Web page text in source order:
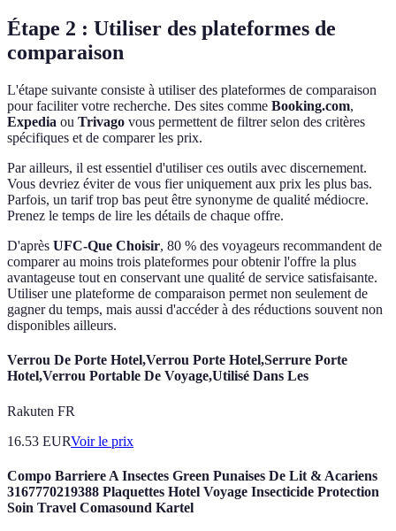
Étape 2 : Utiliser des plateformes de
comparaison
L'étape suivante consiste à utiliser des plateformes de comparaison
pour faciliter votre recherche. Des sites comme Booking.com,
Expedia ou Trivago vous permettent de filtrer selon des critères
spécifiques et de comparer les prix.
Par ailleurs, il est essentiel d'utiliser ces outils avec discernement.
Vous devriez éviter de vous fier uniquement aux prix les plus bas.
Parfois, un tarif trop bas peut être synonyme de qualité médiocre.
Prenez le temps de lire les détails de chaque offre.
D'après UFC-Que Choisir, 80 % des voyageurs recommandent de
comparer au moins trois plateformes pour obtenir l'offre la plus
avantageuse tout en conservant une qualité de service satisfaisante.
Utiliser une plateforme de comparaison permet non seulement de
gagner du temps, mais aussi d'accéder à des réductions souvent non
disponibles ailleurs.
Verrou De Porte Hotel,Verrou Porte Hotel,Serrure Porte
Hotel,Verrou Portable De Voyage,Utilisé Dans Les
Rakuten FR
16.53 EURVoir le prix
Compo Barriere A Insectes Green Punaises De Lit & Acariens
3167770219388 Plaquettes Hotel Voyage Insecticide Protection
Soin Travel Comasound Kartel